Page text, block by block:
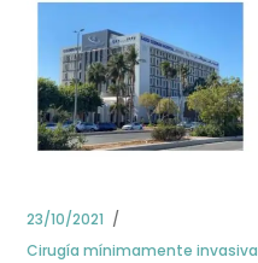
23/10/2021
Cirugía mínimamente invasiva